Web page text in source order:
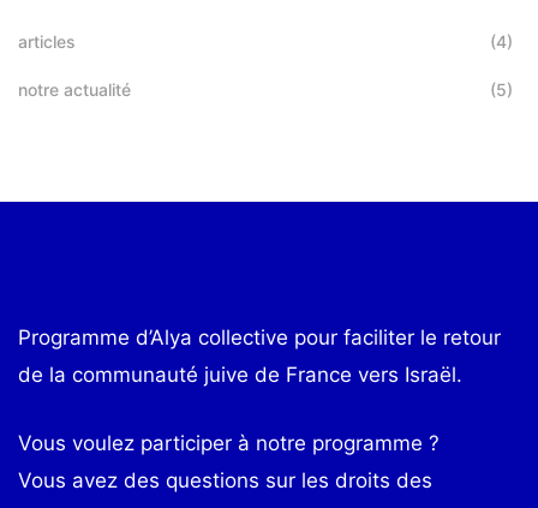
articles (4)
notre actualité (5)
Programme d’Alya collective pour faciliter le retour
de la communauté juive de France vers Israël.
Vous voulez participer à notre programme ?
Vous avez des questions sur les droits des